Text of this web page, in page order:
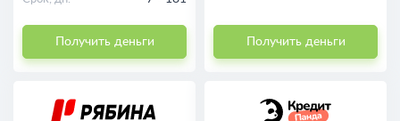
Получить деньги Получить деньги